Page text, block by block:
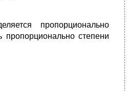
пропорционально
степени